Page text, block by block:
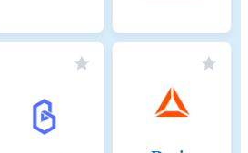
The energy consumption of
this asset is aggregated across
multiple components: For the
consumptions, the so called